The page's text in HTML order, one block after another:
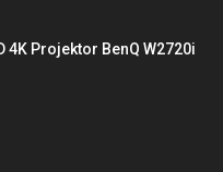
4K Projektor BenQ W2720i